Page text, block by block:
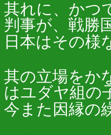
其れに、かつ
判事が、戦勝
日本はその様
其の立場をか
はユダヤ組の
今また因縁の